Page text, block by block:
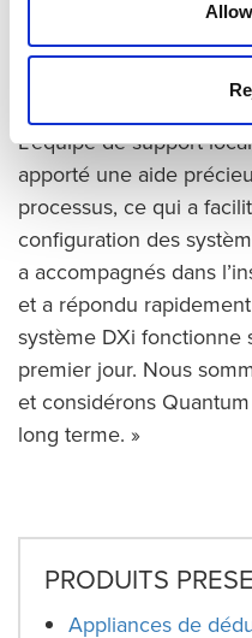
complètes
facteur clé, et nous
L’équipe de support
apporté une aide
processus, ce qui a
configuration des
a accompagnés dans
et a répondu
système DXi fonctionne
premier jour. Nous
et considérons
long terme. »
PRODUITS
Appliances de